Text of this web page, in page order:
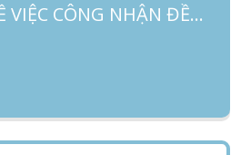
QUYẾT ĐỊNH VỀ VIỆC CÔNG NHẬN ĐỀ TÀI NGHIÊN CỨU KHOA HỌC VÀ SÁNG KIẾN CẢI TIẾN CẤP CƠ SỞ NĂM 2024